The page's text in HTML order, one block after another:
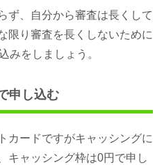
ず、自分から審査は長くして
限り審査を長くしないために
みをしましょう。
申し込む
カードですがキャッシングに
キャッシング枠は0円で申し